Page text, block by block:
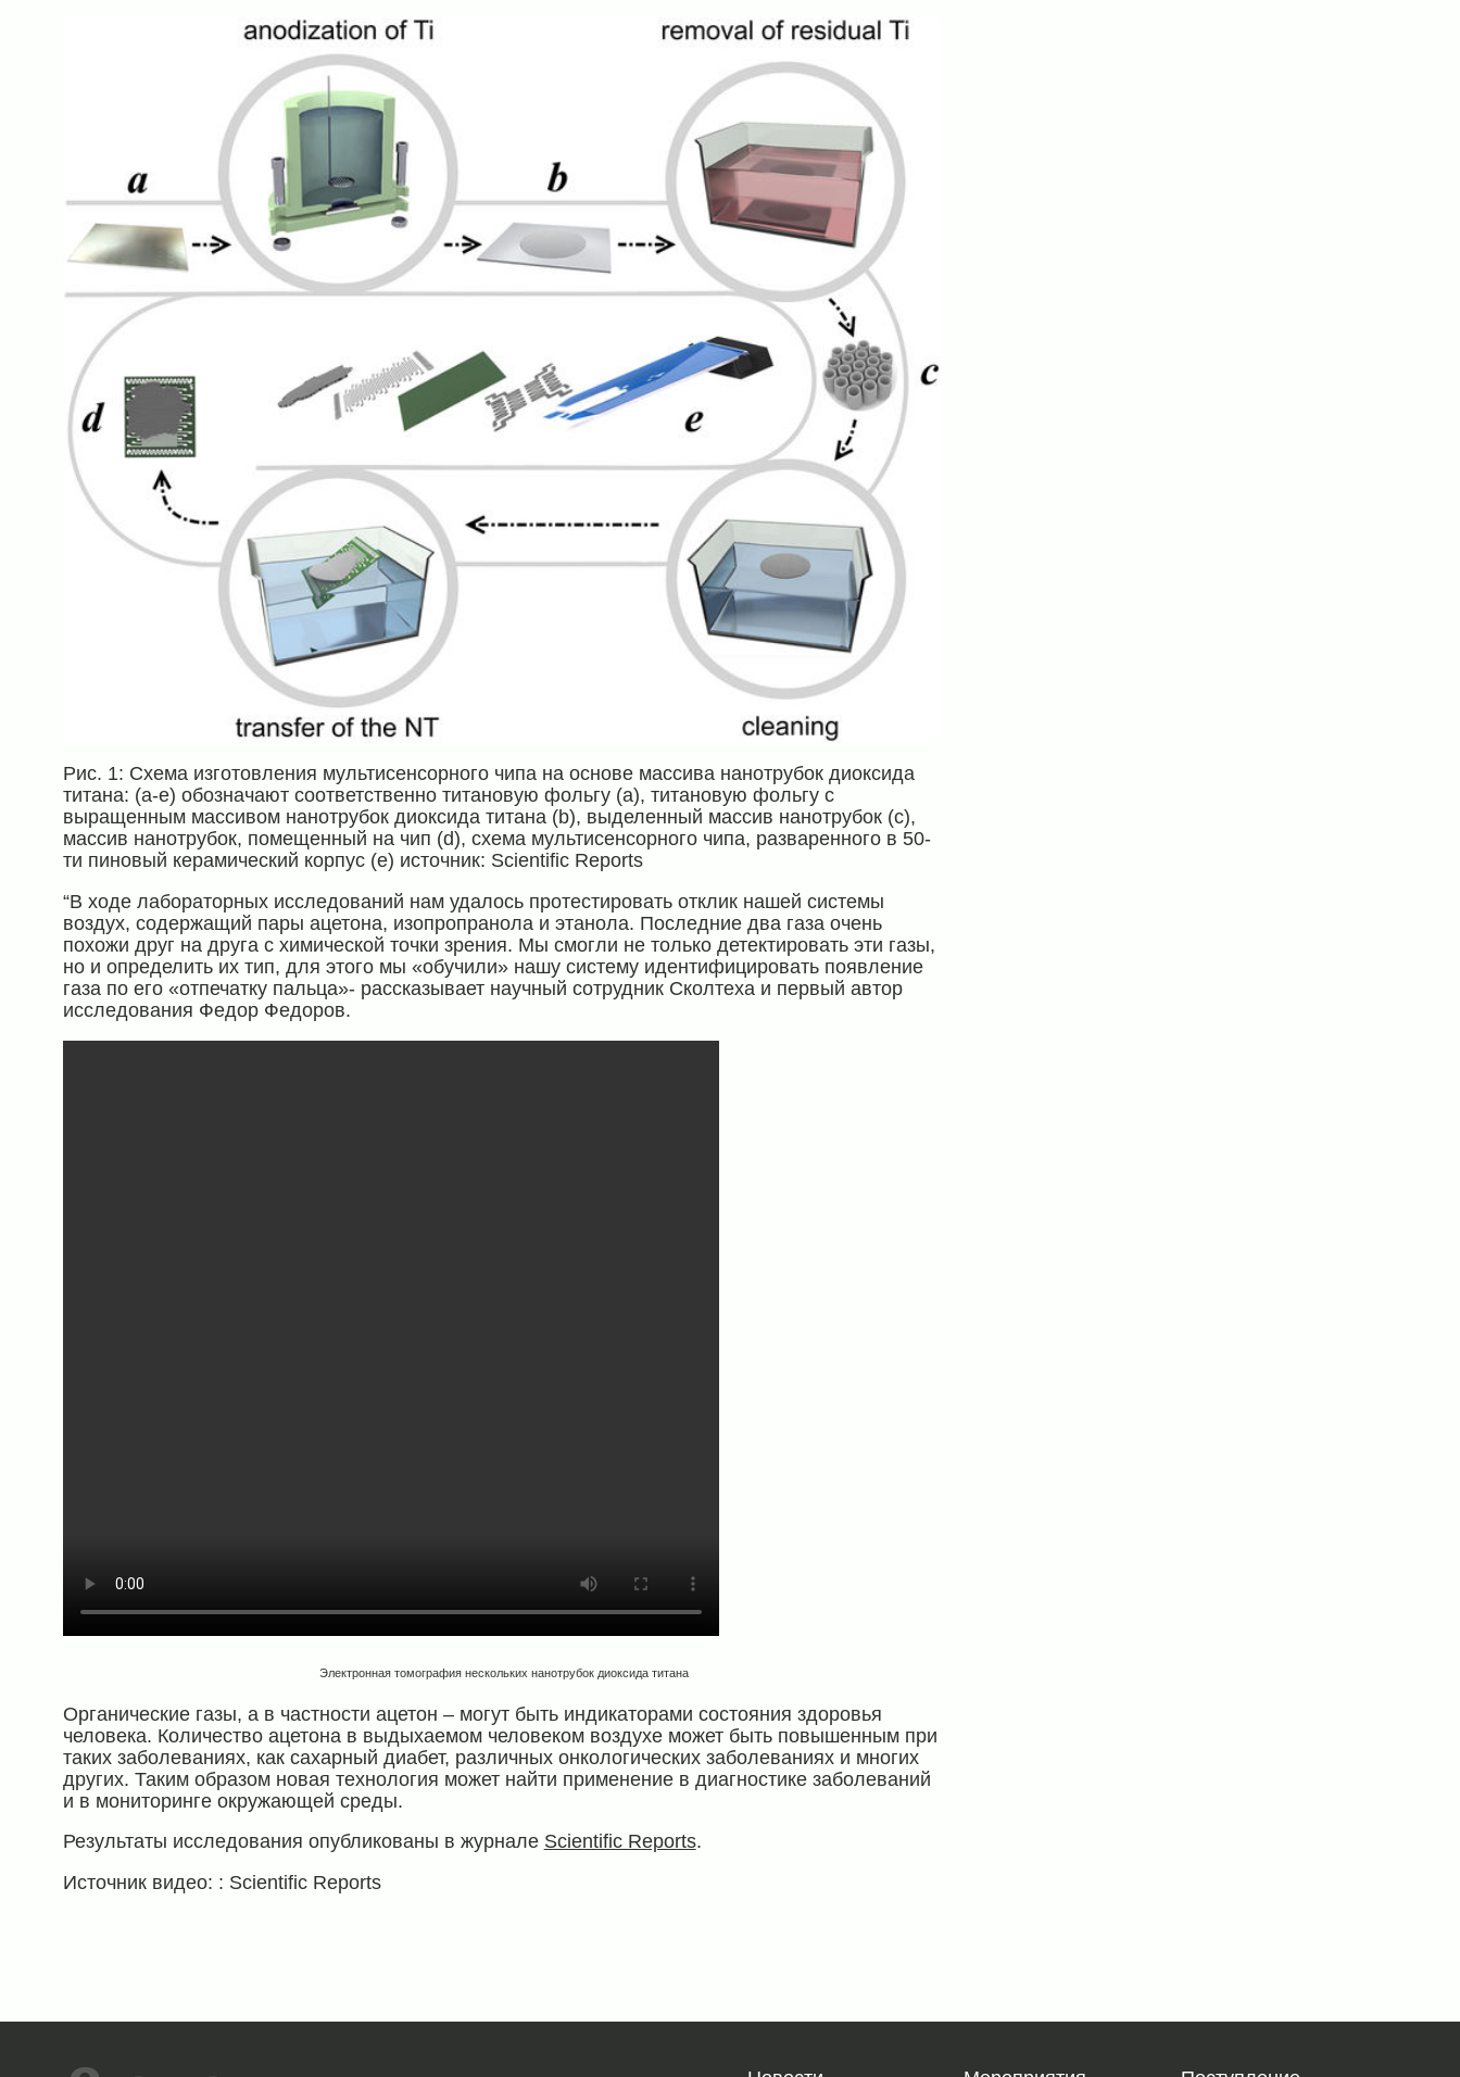
Рис. 1: Cхема изготовления мультисенсорного чипа на основе массива нанотрубок диоксида
титана: (a-e) обозначают соответственно титановую фольгу (а), титановую фольгу с
выращенным массивом нанотрубок диоксида титана (b), выделенный массив нанотрубок (с),
массив нанотрубок, помещенный на чип (d), схема мультисенсорного чипа, разваренного в 50-
ти пиновый керамический корпус (е) источник: Scientific Reports
“В ходе лабораторных исследований нам удалось протестировать отклик нашей системы
воздух, содержащий пары ацетона, изопропранола и этанола. Последние два газа очень
похожи друг на друга с химической точки зрения. Мы смогли не только детектировать эти газы,
но и определить их тип, для этого мы «обучили» нашу систему идентифицировать появление
газа по его «отпечатку пальца»- рассказывает научный сотрудник Сколтеха и первый автор
исследования Федор Федоров.
Электронная томография нескольких нанотрубок диоксида титана
Органические газы, а в частности ацетон – могут быть индикаторами состояния здоровья
человека. Количество ацетона в выдыхаемом человеком воздухе может быть повышенным при
таких заболеваниях, как сахарный диабет, различных онкологических заболеваниях и многих
других. Таким образом новая технология может найти применение в диагностике заболеваний
и в мониторинге окружающей среды.
Результаты исследования опубликованы в журнале Scientific Reports.
Источник видео: : Scientific Reports